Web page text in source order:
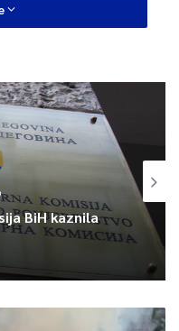
genocid u Srebrenici,
BiH kaznila